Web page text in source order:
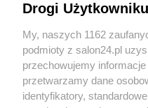
Sport
Społeczeństwo
Kultura
Drogi
My, naszych 1162
podmioty z salon24.pl
przechowujemy
przetwarzamy dane
identyfikatory,